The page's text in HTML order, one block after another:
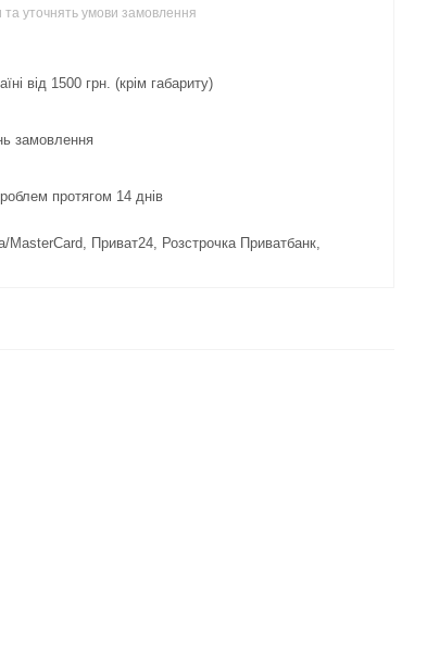
уточнять умови замовлення
від 1500 грн. (крім габариту)
замовлення
протягом 14 днів
Приват24, Розстрочка Приватбанк,